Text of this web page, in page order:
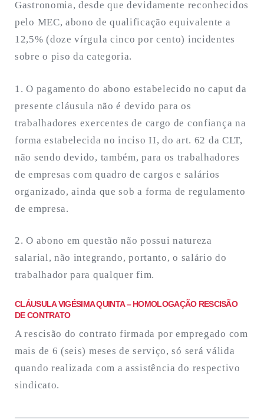
Gastronomia, desde que devidamente reconhecidos
pelo MEC, abono de qualificação equivalente a
12,5% (doze vírgula cinco por cento) incidentes
sobre o piso da categoria.
1. O pagamento do abono estabelecido no caput da
presente cláusula não é devido para os
trabalhadores exercentes de cargo de confiança na
forma estabelecida no inciso II, do art. 62 da CLT,
não sendo devido, também, para os trabalhadores
de empresas com quadro de cargos e salários
organizado, ainda que sob a forma de regulamento
de empresa.
2. O abono em questão não possui natureza
salarial, não integrando, portanto, o salário do
trabalhador para qualquer fim.
CLÁUSULA VIGÉSIMA QUINTA – HOMOLOGAÇÃO RESCISÃO
DE CONTRATO
A rescisão do contrato firmada por empregado com
mais de 6 (seis) meses de serviço, só será válida
quando realizada com a assistência do respectivo
sindicato.